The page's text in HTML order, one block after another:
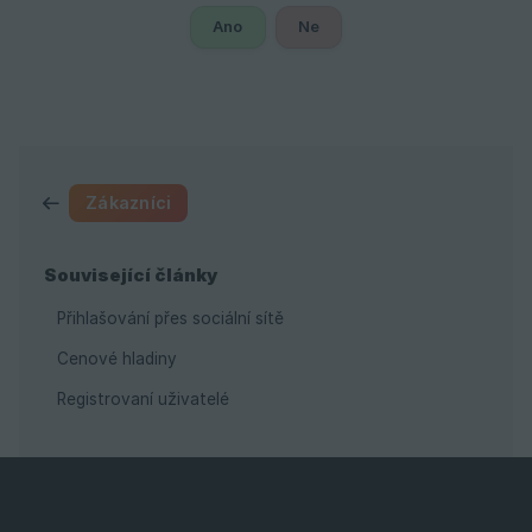
Zákazníci
Související články
Přihlašování přes sociální sítě
Cenové hladiny
Registrovaní uživatelé
Ano Ne